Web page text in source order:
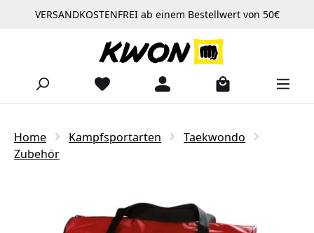
Zum Hauptinhalt springen
VERSANDKOSTENFREI ab einem Bestellwert von 50€
Home Kampfsportarten
Taekwondo
Zubehör